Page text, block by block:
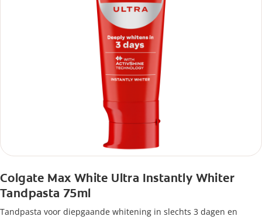
Colgate Max White Ultra Instantly Whiter
Tandpasta 75ml
Tandpasta voor diepgaande whitening in slechts 3 dagen en